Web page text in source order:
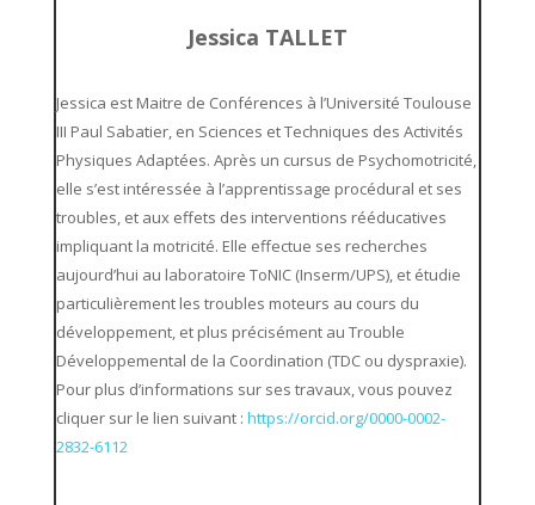
Jessica TALLET
Jessica est Maitre de Conférences à l’Université Toulouse
III Paul Sabatier, en Sciences et Techniques des Activités
Physiques Adaptées. Après un cursus de Psychomotricité,
elle s’est intéressée à l’apprentissage procédural et ses
troubles, et aux effets des interventions rééducatives
impliquant la motricité. Elle effectue ses recherches
aujourd’hui au laboratoire ToNIC (Inserm/UPS), et étudie
particulièrement les troubles moteurs au cours du
développement, et plus précisément au Trouble
Développemental de la Coordination (TDC ou dyspraxie).
Pour plus d’informations sur ses travaux, vous pouvez
cliquer sur le lien suivant : https://orcid.org/0000-0002-
2832-6112